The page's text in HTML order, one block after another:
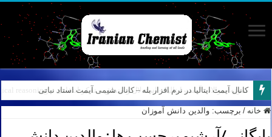
کانال آیمت ایتالیا در نرم افزار بله – کانال شیمی آیمت استاد نباتی
خانه / برچسب: والدین دانش آموزان